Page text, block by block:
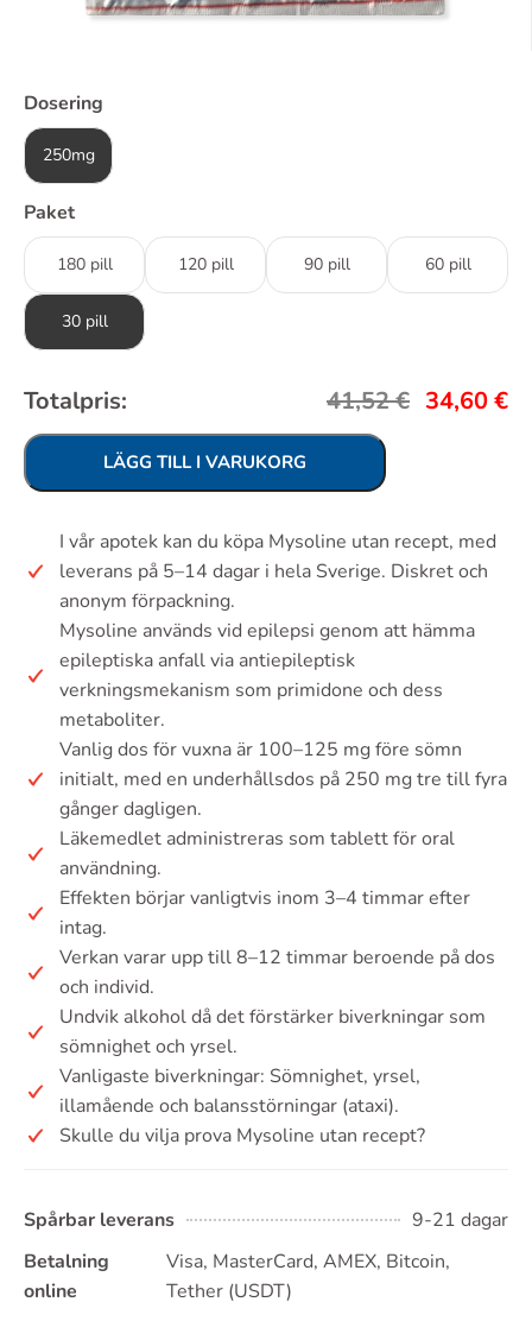
Dosering
250mg
Paket
180 pill 120 pill 90 pill 60 pill
30 pill
Totalpris: 41,52€ 34,60€
LÄGG TILL I VARUKORG
I vår apotek kan du köpa Mysoline utan recept, med
leverans på 5–14 dagar i hela Sverige. Diskret och
anonym förpackning.
Mysoline används vid epilepsi genom att hämma
epileptiska anfall via antiepileptisk
verkningsmekanism som primidone och dess
metaboliter.
Vanlig dos för vuxna är 100–125 mg före sömn
initialt, med en underhållsdos på 250 mg tre till fyra
gånger dagligen.
Läkemedlet administreras som tablett för oral
användning.
Effekten börjar vanligtvis inom 3–4 timmar efter
intag.
Verkan varar upp till 8–12 timmar beroende på dos
och individ.
Undvik alkohol då det förstärker biverkningar som
sömnighet och yrsel.
Vanligaste biverkningar: Sömnighet, yrsel,
illamående och balansstörningar (ataxi).
Skulle du vilja prova Mysoline utan recept?
Spårbar leverans
9-21 dagar
Betalning
online
Visa, MasterCard, AMEX, Bitcoin,
Tether (USDT)